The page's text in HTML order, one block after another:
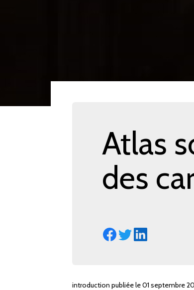
Atlas
des
introduction publiée le 01 septembre